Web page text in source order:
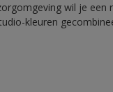
wil je
kleuren